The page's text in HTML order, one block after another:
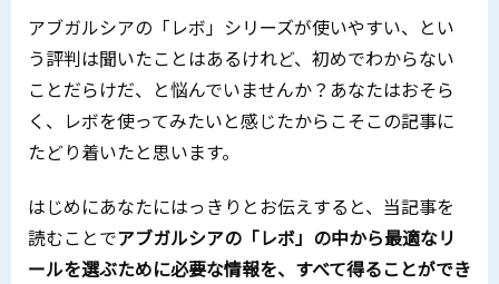
アブガルシアの「レボ」シリーズが使いやすい、とい
う評判は聞いたことはあるけれど、初めでわからない
ことだらけだ、と悩んでいませんか？あなたはおそら
く、レボを使ってみたいと感じたからこそこの記事に
たどり着いたと思います。
はじめにあなたにはっきりとお伝えすると、当記事を
読むことでアブガルシアの「レボ」の中から最適なリ
ールを選ぶために必要な情報を、すべて得ることができ